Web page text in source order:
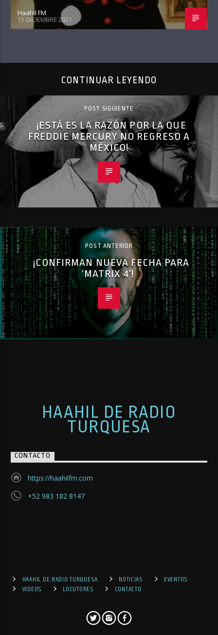
Haahil FM
15 DICIEMBRE 2021
CONTINUAR LEYENDO
POST SIGUIENTE
¡ESTÁ ES LA RAZÓN POR LA QUE
FREDDIE MERCURY NO REGRESO A
MÉXICO!
POST ANTERIOR
¡CONFIRMAN NUEVA FECHA PARA
‘MATRIX 4’!
HAAHIL DE RADIO
TURQUESA
CONTACTO
https://haahilfm.com
+52 983 182 8147
HAAHIL DE RADIO TURQUESA NOTICIAS
EVENTOS
VIDEOS
LOCUTORES CONTACTO